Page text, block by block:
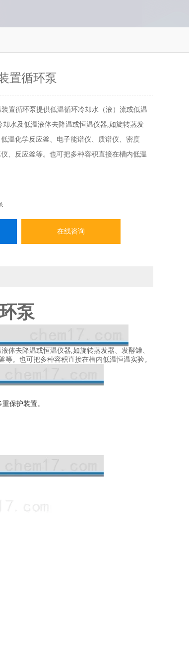
置循环泵
装置循环泵提供低温循环冷却水（液）流或低温
水及低温液体去降温或恒温仪器,如旋转蒸发
温化学反应釜、电子能谱仪、质谱仪、密度
、反应釜等。也可把多种容积直接在槽内低温
在线咨询
泵
体去降温或恒温仪器,如旋转蒸发器、发酵罐、
。也可把多种容积直接在槽内低温恒温实验。
保护装置。